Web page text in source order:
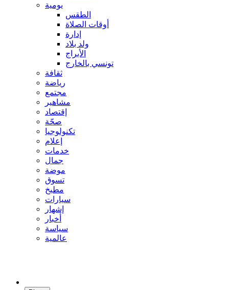
يومية
الطقس
أوقات الصلاة
إدارة
ولد بلاد
الأبراج
تونسي بالخارج
ثقافة
رياضة
مجتمع
مشاهير
إقتصاد
صحّة
تكنولوجيا
إعلام
خدمات
جمال
موضة
تسوق
مطبخ
سيارات
إشهار
أخبار
سياسة
عالمية